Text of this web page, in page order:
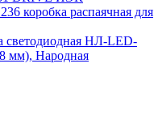
коробка распаячная для
светодиодная НЛ-LED-
мм), Народная